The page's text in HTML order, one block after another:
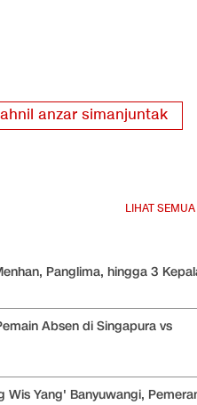
anzar simanjuntak
LIHAT SEMUA
Panglima, hingga 3
Absen di Singapura vs
Wis Yang' Banyuwangi,